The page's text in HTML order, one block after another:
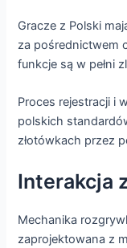
Gracze z Polski
za pośrednictwem
funkcje są w pełni
Proces rejestracji i
polskich
złotówkach przez
Interakcja
Mechanika
zaprojektowana z